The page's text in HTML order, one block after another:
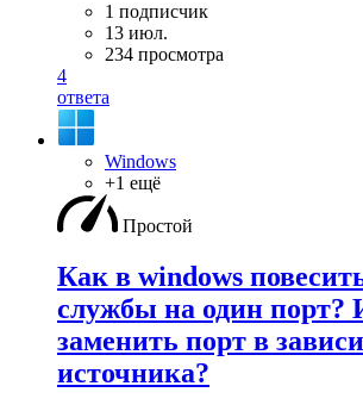
1 подписчик
13 июл.
234 просмотра
4
ответа
Windows
+1 ещё
Простой
Как в windows
службы на один порт?
заменить порт в
источника?